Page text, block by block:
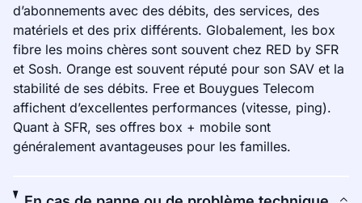
d’abonnements avec des débits, des services, des
matériels et des prix différents. Globalement, les box
fibre les moins chères sont souvent chez RED by SFR
et Sosh. Orange est souvent réputé pour son SAV et la
stabilité de ses débits. Free et Bouygues Telecom
affichent d’excellentes performances (vitesse, ping).
Quant à SFR, ses offres box + mobile sont
généralement avantageuses pour les familles.